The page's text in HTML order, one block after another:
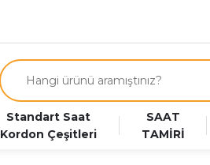
Standart Saat
Kordon Çeşitleri
SAAT
TAMİRİ